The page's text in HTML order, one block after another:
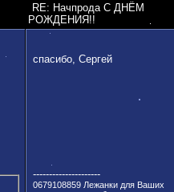
RE: Начпрода С ДНЁМ
РОЖДЕНИЯ!!
спасибо, Сергей
---------------------
0679108859 Лежанки для Ваших